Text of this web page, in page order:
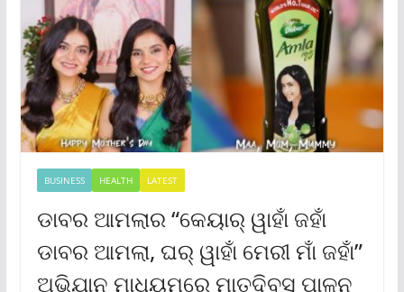
BUSINESS HEALTH LATEST
ଡାବର ଆମଲାର “କେୟାର୍ ୱାହାଁ ଜହାଁ
ଡାବର ଆମଲା, ଘର୍ ୱାହାଁ ମେରୀ ମାଁ ଜହାଁ”
ଅଭିଯାନ ମାଧ୍ୟମରେ ମାତୃଦିବସ ପାଳନ